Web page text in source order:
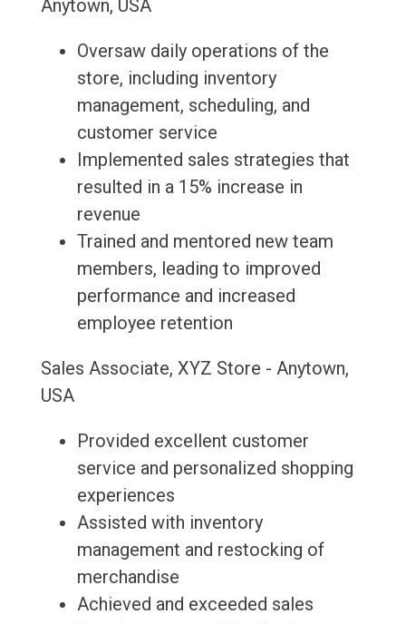
Anytown, USA
Oversaw daily operations of the
store, including inventory
management, scheduling, and
customer service
Implemented sales strategies that
resulted in a 15% increase in
revenue
Trained and mentored new team
members, leading to improved
performance and increased
employee retention
Sales Associate, XYZ Store - Anytown,
USA
Provided excellent customer
service and personalized shopping
experiences
Assisted with inventory
management and restocking of
merchandise
Achieved and exceeded sales